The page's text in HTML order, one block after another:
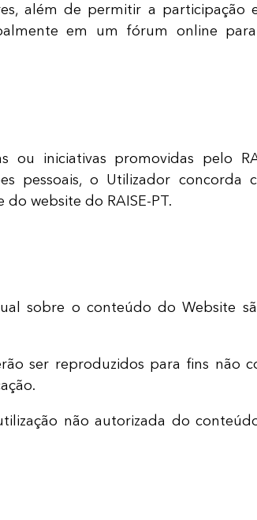
além de permitir a
em um fórum online para
ou iniciativas promovidas pelo
pessoais, o Utilizador
website do RAISE-PT.
sobre o conteúdo do Website
ser reproduzidos para fins não
não autorizada do